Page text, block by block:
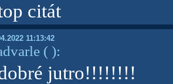
citát
11:13:42
( ):
jutro!!!!!!!!